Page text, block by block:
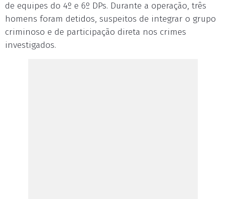
de equipes do 4º e 6º DPs. Durante a operação, três
homens foram detidos, suspeitos de integrar o grupo
criminoso e de participação direta nos crimes
investigados.